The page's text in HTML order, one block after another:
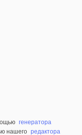
генератора
нашего редактора